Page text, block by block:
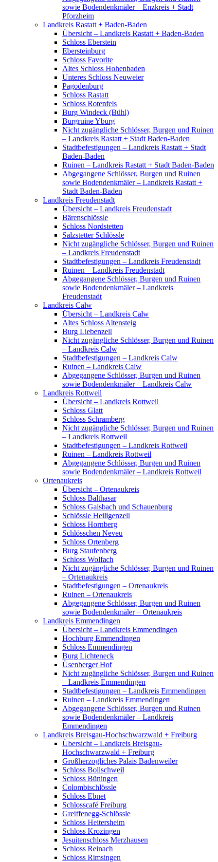
sowie Bodendenkmäler – Enzkreis + Stadt
Pforzheim
Landkreis Rastatt + Baden-Baden
Übersicht – Landkreis Rastatt + Baden-Baden
Schloss Eberstein
Ebersteinburg
Schloss Favorite
Altes Schloss Hohenbaden
Unteres Schloss Neuweier
Pagodenburg
Schloss Rastatt
Schloss Rotenfels
Burg Windeck (Bühl)
Burgruine Yburg
Nicht zugängliche Schlösser, Burgen und Ruinen
– Landkreis Rastatt + Stadt Baden-Baden
Stadtbefestigungen – Landkreis Rastatt + Stadt
Baden-Baden
Ruinen – Landkreis Rastatt + Stadt Baden-Baden
Abgegangene Schlösser, Burgen und Ruinen
sowie Bodendenkmäler – Landkreis Rastatt +
Stadt Baden-Baden
Landkreis Freudenstadt
Übersicht – Landkreis Freudenstadt
Bärenschlössle
Schloss Nordstetten
Salzstetter Schlössle
Nicht zugängliche Schlösser, Burgen und Ruinen
– Landkreis Freudenstadt
Stadtbefestigungen – Landkreis Freudenstadt
Ruinen – Landkreis Freudenstadt
Abgegangene Schlösser, Burgen und Ruinen
sowie Bodendenkmäler – Landkreis
Freudenstadt
Landkreis Calw
Übersicht – Landkreis Calw
Altes Schloss Altensteig
Burg Liebenzell
Nicht zugängliche Schlösser, Burgen und Ruinen
– Landkreis Calw
Stadtbefestigungen – Landkreis Calw
Ruinen – Landkreis Calw
Abgegangene Schlösser, Burgen und Ruinen
sowie Bodendenkmäler – Landkreis Calw
Landkreis Rottweil
Übersicht – Landkreis Rottweil
Schloss Glatt
Schloss Schramberg
Nicht zugängliche Schlösser, Burgen und Ruinen
– Landkreis Rottweil
Stadtbefestigungen – Landkreis Rottweil
Ruinen – Landkreis Rottweil
Abgegangene Schlösser, Burgen und Ruinen
sowie Bodendenkmäler – Landkreis Rottweil
Ortenaukreis
Übersicht – Ortenaukreis
Schloss Balthasar
Schloss Gaisbach und Schauenburg
Schlössle Heiligenzell
Schloss Hornberg
Schlösschen Neveu
Schloss Ortenberg
Burg Staufenberg
Schloss Wolfach
Nicht zugängliche Schlösser, Burgen und Ruinen
– Ortenaukreis
Stadtbefestigungen – Ortenaukreis
Ruinen – Ortenaukreis
Abgegangene Schlösser, Burgen und Ruinen
sowie Bodendenkmäler – Ortenaukreis
Landkreis Emmendingen
Übersicht – Landkreis Emmendingen
Hochburg Emmendingen
Schloss Emmendingen
Burg Lichteneck
Üsenberger Hof
Nicht zugängliche Schlösser, Burgen und Ruinen
– Landkreis Emmendingen
Stadtbefestigungen – Landkreis Emmendingen
Ruinen – Landkreis Emmendingen
Abgegangene Schlösser, Burgen und Ruinen
sowie Bodendenkmäler – Landkreis
Emmendingen
Landkreis Breisgau-Hochschwarzwald + Freiburg
Übersicht – Landkreis Breisgau-
Hochschwarzwald + Freiburg
Großherzogliches Palais Badenweiler
Schloss Bollschweil
Schloss Büningen
Colombischlössle
Schloss Ebnet
Schlosscafé Freiburg
Greiffenegg-Schlössle
Schloss Heitersheim
Schloss Krozingen
Jesuitenschloss Merzhausen
Schloss Reinach
Schloss Rimsingen